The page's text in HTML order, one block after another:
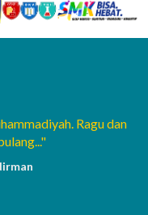
Ragu dan